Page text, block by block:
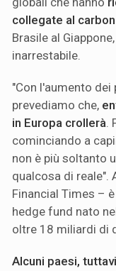
collegate al
Brasile al
inarrestabile.
"Con l'aumento
prevediamo che,
in Europa crollerà.
cominciando a
non è più soltanto
qualcosa di reale".
Financial Times –
hedge fund nato
oltre 18 miliardi di
Alcuni paesi,